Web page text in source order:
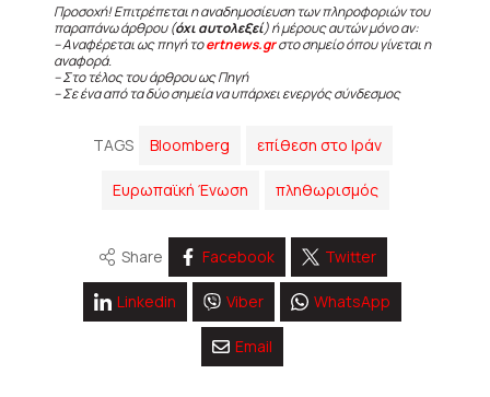
Προσοχή! Επιτρέπεται η αναδημοσίευση των πληροφοριών του
παραπάνω άρθρου (όχι αυτολεξεί) ή μέρους αυτών μόνο αν:
– Αναφέρεται ως πηγή τοertnews.grστο σημείο όπου γίνεται η
αναφορά.
– Στο τέλος του άρθρου ως Πηγή
– Σε ένα από τα δύο σημεία να υπάρχει ενεργός σύνδεσμος
TAGS Bloomberg επίθεση στο Ιράν
Ευρωπαϊκή Ένωση πληθωρισμός
Share Facebook Twitter
Linkedin Viber WhatsApp
Email